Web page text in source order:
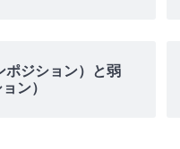
ポジション）と弱
ン）